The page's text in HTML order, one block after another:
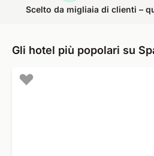
Scelto da migliaia di clienti –
Gli hotel più popolari su